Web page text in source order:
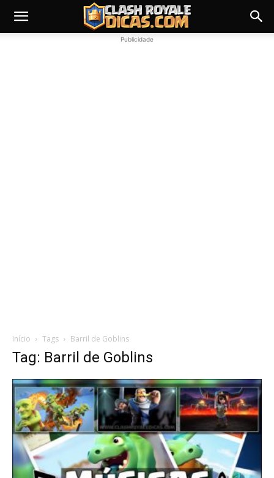
Publicidade
Início Tags Barril de Goblins
Tag: Barril de Goblins